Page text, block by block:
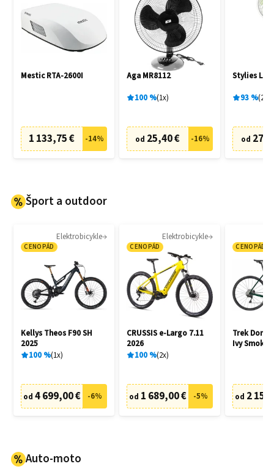
Mestic RTA-2600I
1 133,75 € -14%
Aga MR8112
100% 1x
od 25,40 € -16%
Stylies
93% 2
od
Šport a outdoor
Elektrobicykle
CENOPÁD
Kellys Theos F90 SH
2025
100% 1x
od 4 699,00 € -6%
Elektrobicykle
CENOPÁD
CRUSSIS e-Largo 7.11
2026
100% 2x
od 1 689,00 € -5%
CENOPÁD
Trek
Ivy Smoke
od 2
Auto-moto